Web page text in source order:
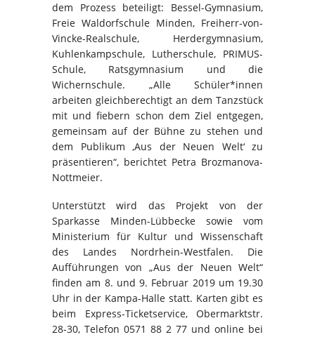
dem Prozess beteiligt: Bessel-Gymnasium,
Freie Waldorfschule Minden, Freiherr-von-
Vincke-Realschule, Herdergymnasium,
Kuhlenkampschule, Lutherschule, PRIMUS-
Schule, Ratsgymnasium und die
Wichernschule. „Alle Schüler*innen
arbeiten gleichberechtigt an dem Tanzstück
mit und fiebern schon dem Ziel entgegen,
gemeinsam auf der Bühne zu stehen und
dem Publikum ,Aus der Neuen Welt‘ zu
präsentieren“, berichtet Petra Brozmanova-
Nottmeier.
Unterstützt wird das Projekt von der
Sparkasse Minden-Lübbecke sowie vom
Ministerium für Kultur und Wissenschaft
des Landes Nordrhein-Westfalen. Die
Aufführungen von „Aus der Neuen Welt“
finden am 8. und 9. Februar 2019 um 19.30
Uhr in der Kampa-Halle statt. Karten gibt es
beim Express-Ticketservice, Obermarktstr.
28-30, Telefon 0571 88 2 77 und online bei